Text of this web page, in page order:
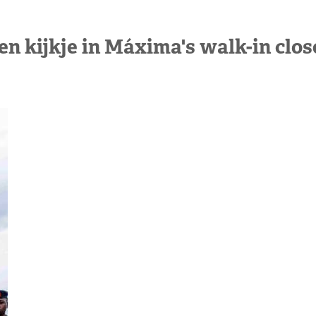
kijkje in Máxima's walk-in